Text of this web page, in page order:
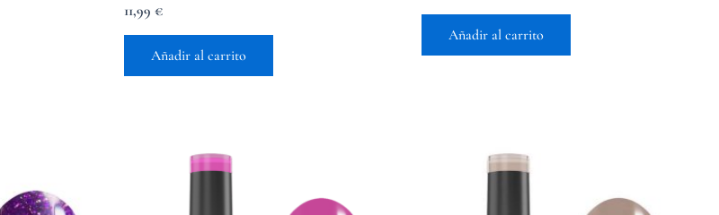
Valorado
con
4.50
11,99 €
Añadir al carrito
Añadir al carrito